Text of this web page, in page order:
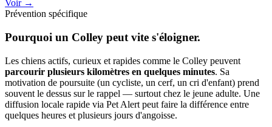
Voir →
Prévention spécifique
Pourquoi un Colley peut vite s'éloigner.
Les chiens actifs, curieux et rapides comme le Colley peuvent
parcourir plusieurs kilomètres en quelques minutes. Sa
motivation de poursuite (un cycliste, un cerf, un cri d'enfant) prend
souvent le dessus sur le rappel — surtout chez le jeune adulte. Une
diffusion locale rapide via Pet Alert peut faire la différence entre
quelques heures et plusieurs jours d'angoisse.